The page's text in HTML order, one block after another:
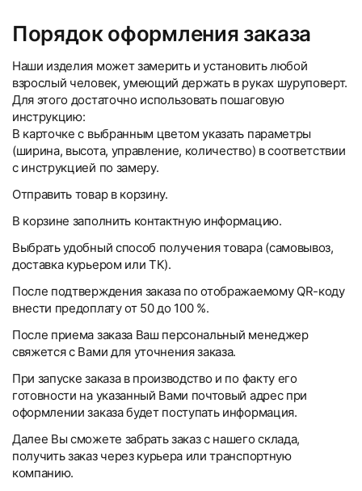
Порядок оформления заказа
Наши изделия может замерить и установить любой
взрослый человек, умеющий держать в руках шуруповерт.
Для этого достаточно использовать пошаговую
инструкцию:
В карточке с выбранным цветом указать параметры
(ширина, высота, управление, количество) в соответствии
с инструкцией по замеру.
Отправить товар в корзину.
В корзине заполнить контактную информацию.
Выбрать удобный способ получения товара (самовывоз,
доставка курьером или ТК).
После подтверждения заказа по отображаемому QR-коду
внести предоплату от 50 до 100 %.
После приема заказа Ваш персональный менеджер
свяжется с Вами для уточнения заказа.
При запуске заказа в производство и по факту его
готовности на указанный Вами почтовый адрес при
оформлении заказа будет поступать информация.
Далее Вы сможете забрать заказ с нашего склада,
получить заказ через курьера или транспортную
компанию.